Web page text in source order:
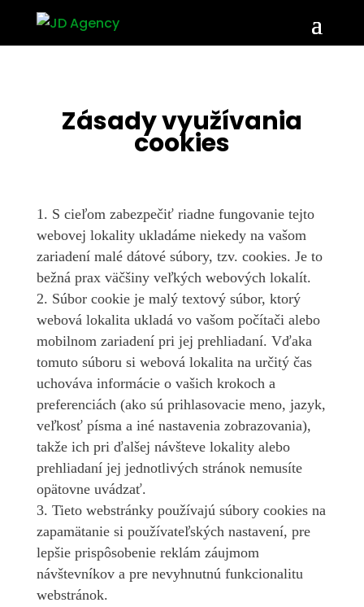
Zásady využívania
cookies
S cieľom zabezpečiť riadne fungovanie tejto
webovej lokality ukladáme niekedy na vašom
zariadení malé dátové súbory, tzv. cookies. Je to
bežná prax väčšiny veľkých webových lokalít.
Súbor cookie je malý textový súbor, ktorý
webová lokalita ukladá vo vašom počítači alebo
mobilnom zariadení pri jej prehliadaní. Vďaka
tomuto súboru si webová lokalita na určitý čas
uchováva informácie o vašich krokoch a
preferenciách (ako sú prihlasovacie meno, jazyk,
veľkosť písma a iné nastavenia zobrazovania),
takže ich pri ďalšej návšteve lokality alebo
prehliadaní jej jednotlivých stránok nemusíte
opätovne uvádzať.
Tieto webstránky používajú súbory cookies na
zapamätanie si používateľských nastavení, pre
lepšie prispôsobenie reklám záujmom
návštevníkov a pre nevyhnutnú funkcionalitu
webstránok.